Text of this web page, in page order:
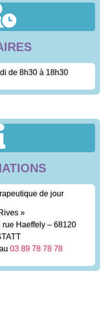
de 8h30 à 18h30
de jour
»
Haeffely – 68120
03 89 78 78 78